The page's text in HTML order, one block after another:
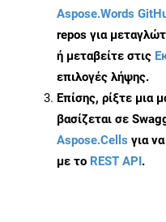
Aspose.Words
repos για
ή μεταβείτε στις
επιλογές λήψης.
Επίσης, ρίξτε μια
βασίζεται σε
Aspose.Cells για
με το REST API.